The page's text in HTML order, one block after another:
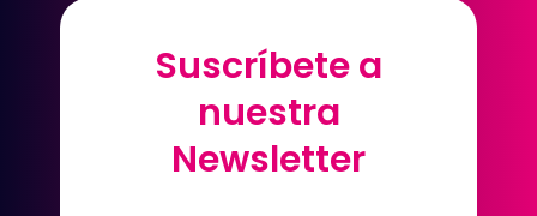
Suscríbete a
nuestra
Newsletter
Suscríbete a
nuestra
Newsletter